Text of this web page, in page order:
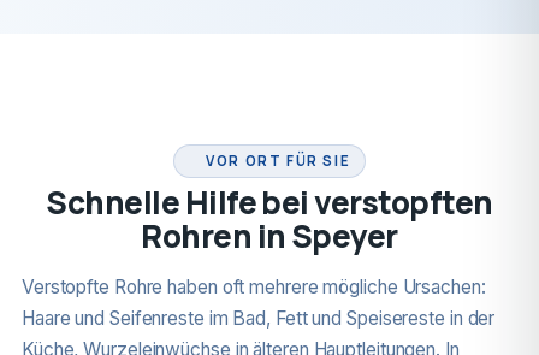
VOR ORT FÜR SIE
Schnelle Hilfe bei verstopften
Rohren in Speyer
Verstopfte Rohre haben oft mehrere mögliche Ursachen:
Haare und Seifenreste im Bad, Fett und Speisereste in der
Küche, Wurzeleinwüchse in älteren Hauptleitungen. In